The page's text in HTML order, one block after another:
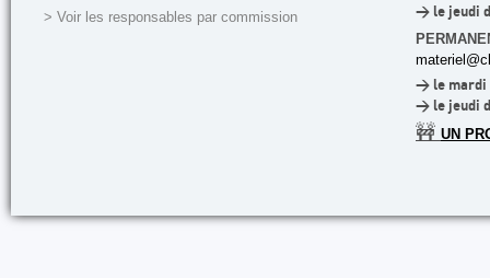
> Voir les responsables par commission
> le jeudi
> le mardi
> le jeudi
🚧 UN